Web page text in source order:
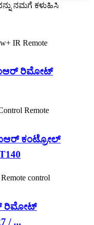
ನಮಗೆ ಕಳುಹಿಸಿ
ರಿಮೋಟ್
ಕಂಟ್ರೋಲ್
ರಿಮೋಟ್
/ ...